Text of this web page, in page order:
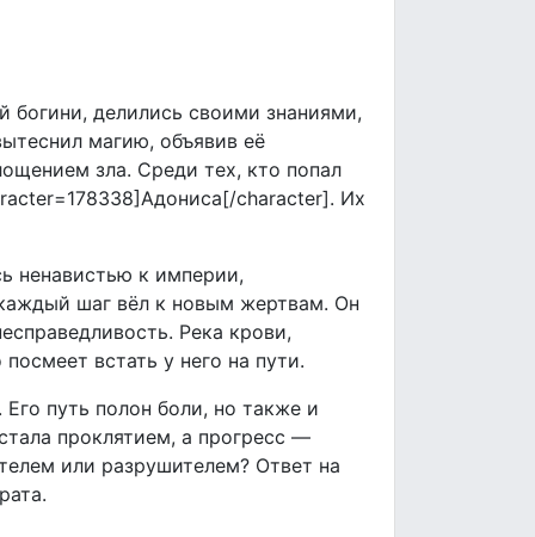
богини, делились своими знаниями,
магию, объявив её
зла. Среди тех, кто попал
character]. Их
ненавистью к империи,
шаг вёл к новым жертвам. Он
Река крови,
встать у него на пути.
путь полон боли, но также и
проклятием, а прогресс —
или разрушителем? Ответ на